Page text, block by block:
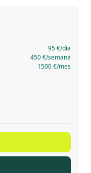
95 €/día
450 €/semana
1500 €/mes